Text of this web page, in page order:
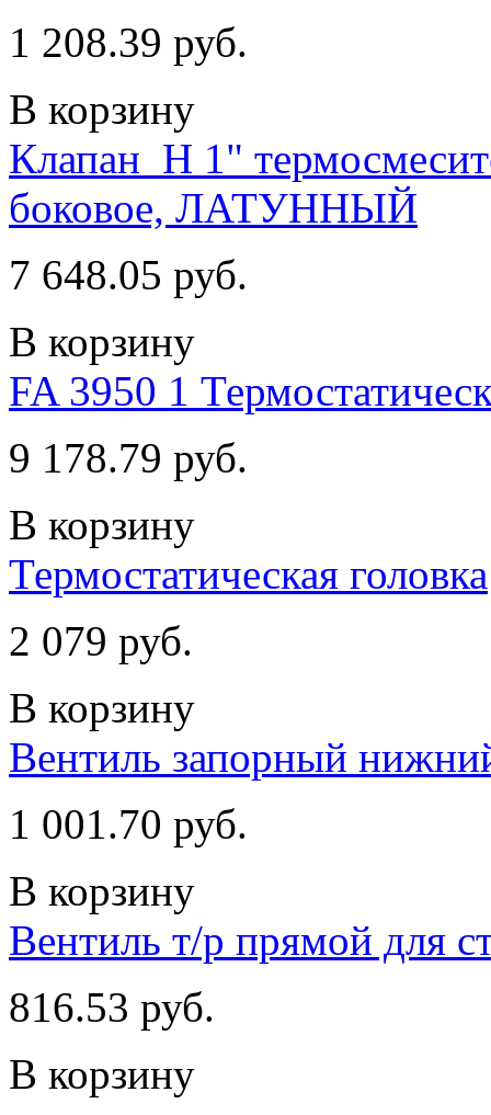
1 208.39 руб.
В корзину
Клапан_Н 1"
боковое, ЛАТУННЫЙ
7 648.05 руб.
В корзину
FA 3950 1
9 178.79 руб.
В корзину
Термостатическая головка
2 079 руб.
В корзину
Вентиль запорный
1 001.70 руб.
В корзину
Вентиль т/р прямой для
816.53 руб.
В корзину